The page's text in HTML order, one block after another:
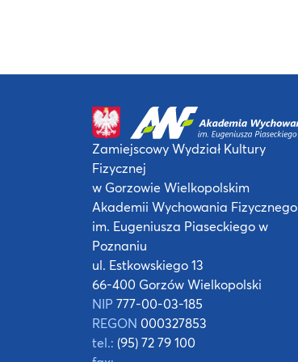
Zamiejscowy Wydział Kultury
Fizycznej
w Gorzowie Wielkopolskim
Akademii Wychowania Fizycznego
im. Eugeniusza Piaseckiego w
Poznaniu
ul. Estkowskiego 13
66-400 Gorzów Wielkopolski
NIP 777-00-03-185
REGON 000327853
tel.: (95) 72 79 100